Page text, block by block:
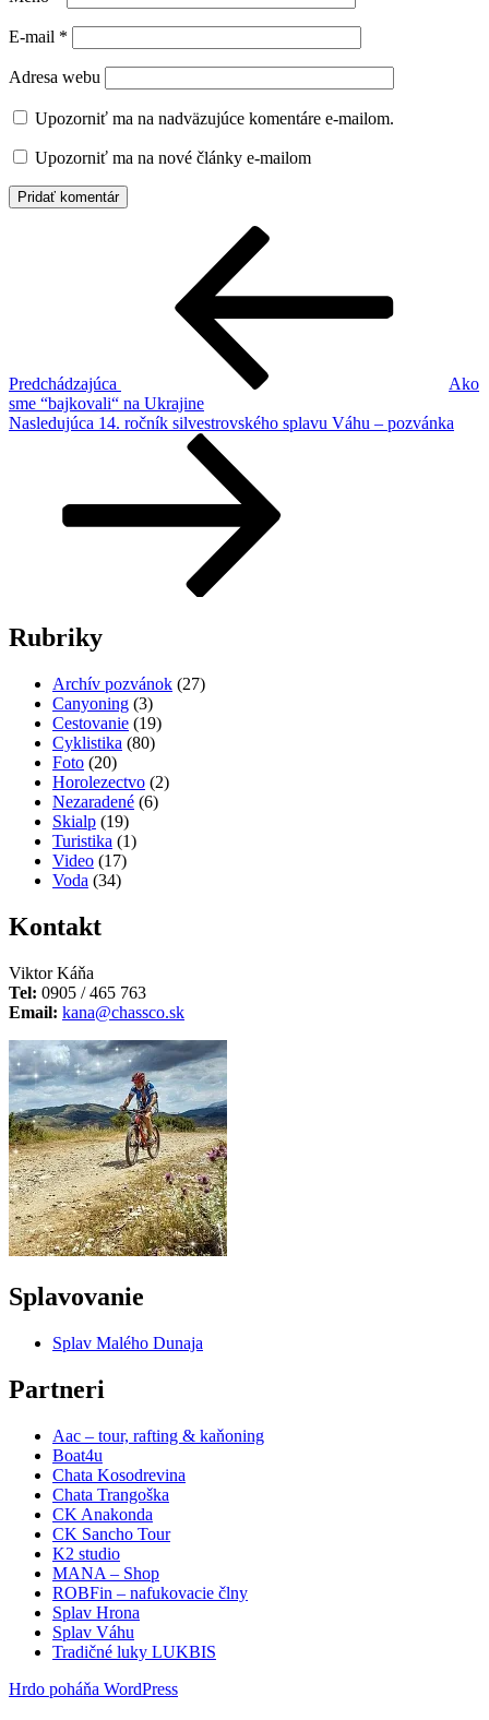
E-mail *
Adresa webu
Upozorniť ma na nadväzujúce komentáre e-mailom.
Upozorniť ma na nové články e-mailom
Predchádzajúca
Ako
sme “bajkovali“ na Ukrajine
Ďalší
Nasledujúca 14. ročník silvestrovského splavu Váhu – pozvánka
Rubriky
Archív pozvánok (27)
Canyoning (3)
Cestovanie (19)
Cyklistika (80)
Foto (20)
Horolezectvo (2)
Nezaradené (6)
Skialp (19)
Turistika (1)
Video (17)
Voda (34)
Kontakt
Viktor Káňa
Tel: 0905 / 465 763
Email: kana@chassco.sk
Splavovanie
Splav Malého Dunaja
Partneri
Aac – tour, rafting & kaňoning
Boat4u
Chata Kosodrevina
Chata Trangoška
CK Anakonda
CK Sancho Tour
K2 studio
MANA – Shop
ROBFin – nafukovacie člny
Splav Hrona
Splav Váhu
Tradičné luky LUKBIS
Hrdo poháňa WordPress